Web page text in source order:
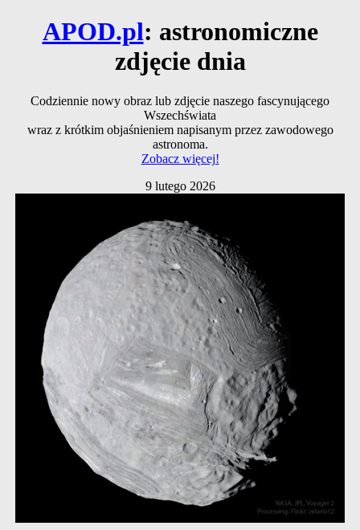
APOD.pl: astronomiczne
zdjęcie dnia
Codziennie nowy obraz lub zdjęcie naszego fascynującego
Wszechświata
wraz z krótkim objaśnieniem napisanym przez zawodowego
astronoma.
Zobacz więcej!
9 lutego 2026